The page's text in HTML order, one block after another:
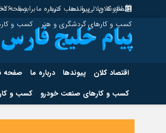
افزونه جلالی را نصب کنید. برابر با : Friday - 7 - August - 2026 اقتصاد کلان پیوندها درباره ما صفحه
کسب و کارهای گردشگری و هنر
کسب و
اقتصاد کلان پیوندها درباره ما صفحه
کسب و کارهای صنعت خودرو
کسب و
اقتصاد کلان